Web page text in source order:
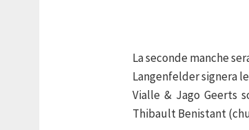
La seconde manche
Langenfelder signera
Vialle & Jago Geerts
Thibault Benistant